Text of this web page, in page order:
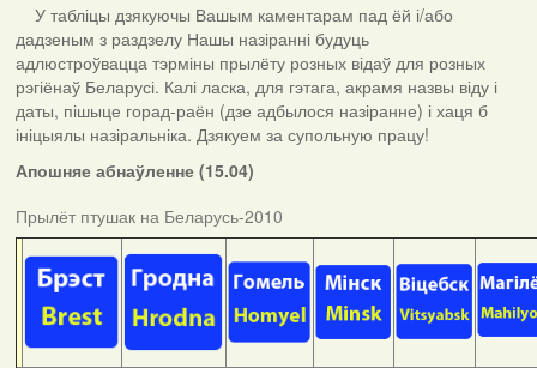
У табліцы дзякуючы Вашым каментарам пад ёй і/або
дадзеным з раздзелу Нашы назіранні будуць
адлюстроўвацца тэрміны прылёту розных відаў для розных
рэгіёнаў Беларусі. Калі ласка, для гэтага, акрамя назвы віду і
даты, пішыце горад-раён (дзе адбылося назіранне) і хаця б
ініцыялы назіральніка. Дзякуем за супольную працу!
Апошняе абнаўленне (15.04)
Прылёт птушак на Беларусь-2010